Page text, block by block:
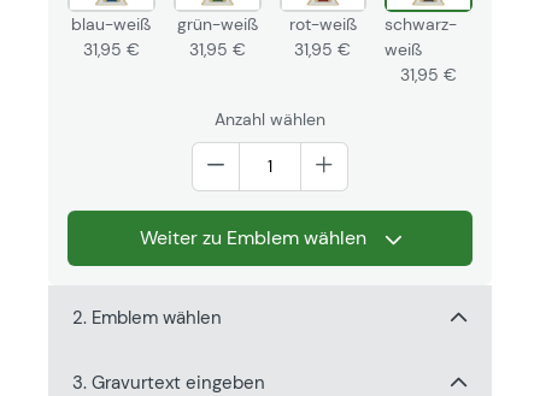
blau-weiß
31,95 €
grün-weiß
31,95 €
rot-weiß
31,95 €
schwarz-
weiß
31,95 €
Anzahl wählen
Weiter zu Emblem wählen
2. Emblem wählen
3. Gravurtext eingeben